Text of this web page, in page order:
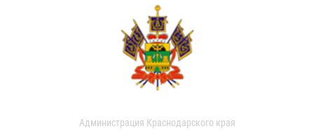
Администрация Краснодарского края